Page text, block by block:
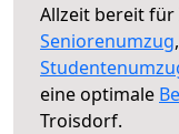
Allzeit bereit für
Seniorenumzug,
eine optimale
Troisdorf.